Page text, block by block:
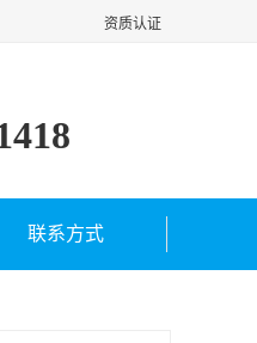
资质认证
联系方式